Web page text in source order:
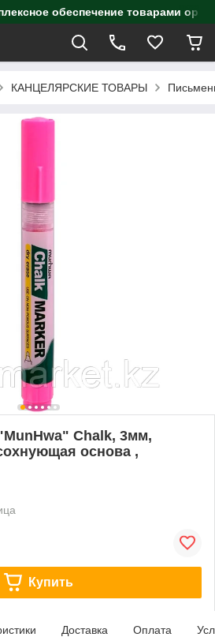
обеспечение товарами
КАНЦЕЛЯРСКИЕ ТОВАРЫ
Chalk, 3мм,
основа ,
Купить
Доставка Оплата